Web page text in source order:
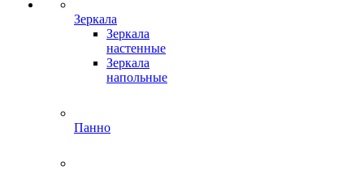
Зеркала
Зеркала
настенные
Зеркала
напольные
Панно